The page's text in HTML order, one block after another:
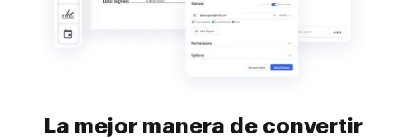
La mejor manera de convertir